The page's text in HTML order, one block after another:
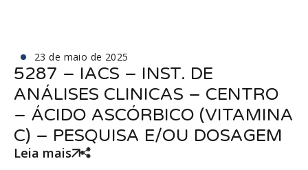
23 de maio de 2025
5287 – IACS – INST. DE
ANÁLISES CLINICAS – CENTRO
– ÁCIDO ASCÓRBICO (VITAMINA
C) – PESQUISA E/OU DOSAGEM
Leia mais